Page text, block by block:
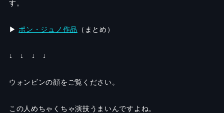
す。
▶︎ ポン・ジュノ作品 （まとめ）
↓ ↓ ↓ ↓
ウォンビンの顔をご覧ください。
この人めちゃくちゃ演技うまいんですよね。